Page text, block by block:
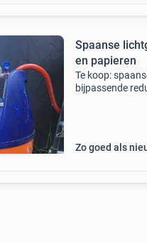
Spaanse
en papieren
Te koop:
bijpassende
Zo goed als